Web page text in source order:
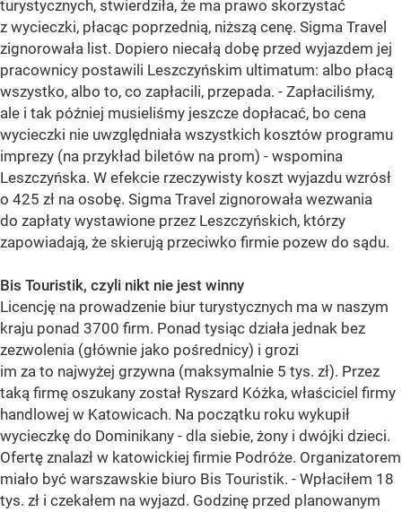
turystycznych, stwierdziła, że ma prawo skorzystać
z wycieczki, płacąc poprzednią, niższą cenę. Sigma Travel
zignorowała list. Dopiero niecałą dobę przed wyjazdem jej
pracownicy postawili Leszczyńskim ultimatum: albo płacą
wszystko, albo to, co zapłacili, przepada. - Zapłaciliśmy,
ale i tak później musieliśmy jeszcze dopłacać, bo cena
wycieczki nie uwzględniała wszystkich kosztów programu
imprezy (na przykład biletów na prom) - wspomina
Leszczyńska. W efekcie rzeczywisty koszt wyjazdu wzrósł
o 425 zł na osobę. Sigma Travel zignorowała wezwania
do zapłaty wystawione przez Leszczyńskich, którzy
zapowiadają, że skierują przeciwko firmie pozew do sądu.
Bis Touristik, czyli nikt nie jest winny
Licencję na prowadzenie biur turystycznych ma w naszym
kraju ponad 3700 firm. Ponad tysiąc działa jednak bez
zezwolenia (głównie jako pośrednicy) i grozi
im za to najwyżej grzywna (maksymalnie 5 tys. zł). Przez
taką firmę oszukany został Ryszard Kóżka, właściciel firmy
handlowej w Katowicach. Na początku roku wykupił
wycieczkę do Dominikany - dla siebie, żony i dwójki dzieci.
Ofertę znalazł w katowickiej firmie Podróże. Organizatorem
miało być warszawskie biuro Bis Touristik. - Wpłaciłem 18
tys. zł i czekałem na wyjazd. Godzinę przed planowanym